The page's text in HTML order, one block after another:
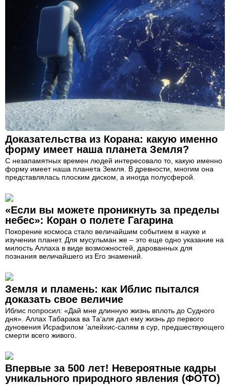
Доказательства из Корана: какую именно
форму имеет наша планета Земля?
С незапамятных времен людей интересовало то, какую именно
форму имеет наша планета Земля. В древности, многим она
представлялась плоским диском, а иногда полусферой.
«Если вы можете проникнуть за пределы
небес»: Коран о полете Гагарина
Покорение космоса стало величайшим событием в науке и
изучении планет. Для мусульман же – это еще одно указание на
милость Аллаха в виде возможностей, дарованных для
познания величайшего из Его знамений.
Земля и пламень: как Иблис пытался
доказать свое величие
Иблис попросил: «Дай мне длинную жизнь вплоть до Судного
дня». Аллах Табарака ва Та‘аля дал ему жизнь до первого
дуновения Исрафилом ‘алейхис-салям в сур, предшествующего
смерти всего живого.
Впервые за 500 лет! Невероятные кадры
уникального природного явления (ФОТО)